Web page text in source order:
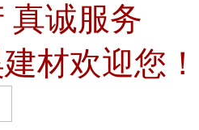
诚服务
欢迎您！